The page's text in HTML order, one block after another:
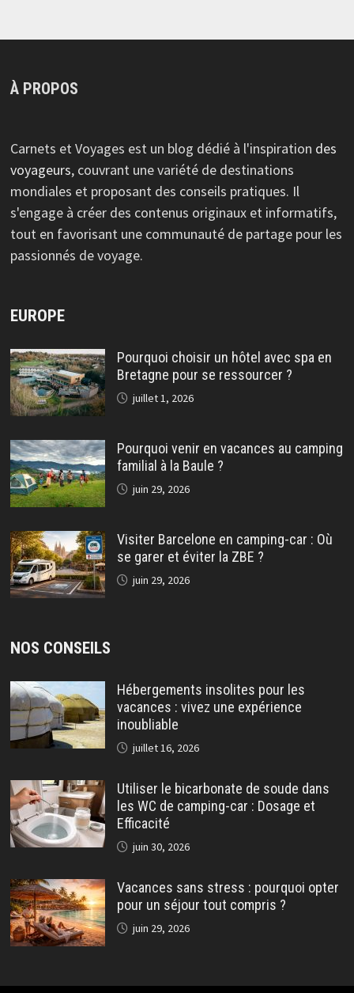
À PROPOS
Carnets et Voyages est un blog dédié à l'inspiration des
voyageurs, couvrant une variété de destinations
mondiales et proposant des conseils pratiques. Il
s'engage à créer des contenus originaux et informatifs,
tout en favorisant une communauté de partage pour les
passionnés de voyage.
EUROPE
Pourquoi choisir un hôtel avec spa en
Bretagne pour se ressourcer ?
juillet 1, 2026
Pourquoi venir en vacances au camping
familial à la Baule ?
juin 29, 2026
Visiter Barcelone en camping-car : Où
se garer et éviter la ZBE ?
juin 29, 2026
NOS CONSEILS
Hébergements insolites pour les
vacances : vivez une expérience
inoubliable
juillet 16, 2026
Utiliser le bicarbonate de soude dans
les WC de camping-car : Dosage et
Efficacité
juin 30, 2026
Vacances sans stress : pourquoi opter
pour un séjour tout compris ?
juin 29, 2026